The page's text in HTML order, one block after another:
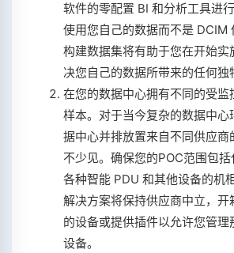
软件的零配置 BI 和分析工具进
使用您自己的数据而不是 DCIM
构建数据集将有助于您在开始实
决您自己的数据所带来的任何独
在您的数据中心拥有不同的受监
样本。对于当今复杂的数据中心
据中心并排放置来自不同供应商
不少见。确保您的POC范围包
各种智能 PDU 和其他设备的机
解决方案将保持供应商中立，开
的设备或提供插件以允许您管理
设备。